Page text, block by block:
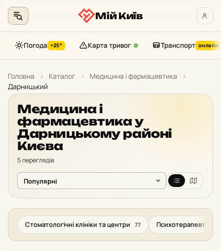
контенту
Мій Київ
Погода +25° Карта тривог Транспорт онлайн
Головна › Каталог › Медицина і фармацевтика
›
Дарницький
Медицина і
фармацевтика у
Дарницькому районі
Києва
5 переглядів
Стоматологічні клініки та центри 77